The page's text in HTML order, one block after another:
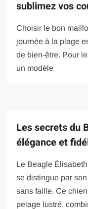
sublimez vos
Choisir le bon
journée à la plage
de bien-être. Pour
un modèle
Les secrets du
élégance et
Le Beagle
se distingue par
sans faille. Ce
pelage lustré,